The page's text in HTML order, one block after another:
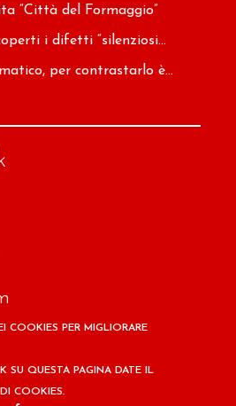
“Città del Formaggio”
i difetti “silenziosi...
per contrastarlo è...
design ed i contenuti del sito
PER MIGLIORARE
SU QUESTA PAGINA DATE IL
COOKIES.